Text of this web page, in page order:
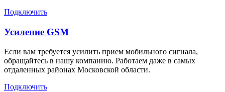
Подключить
Усиление GSM
Если вам требуется усилить прием мобильного сигнала,
обращайтесь в нашу компанию. Работаем даже в самых
отдаленных районах Московской области.
Подключить